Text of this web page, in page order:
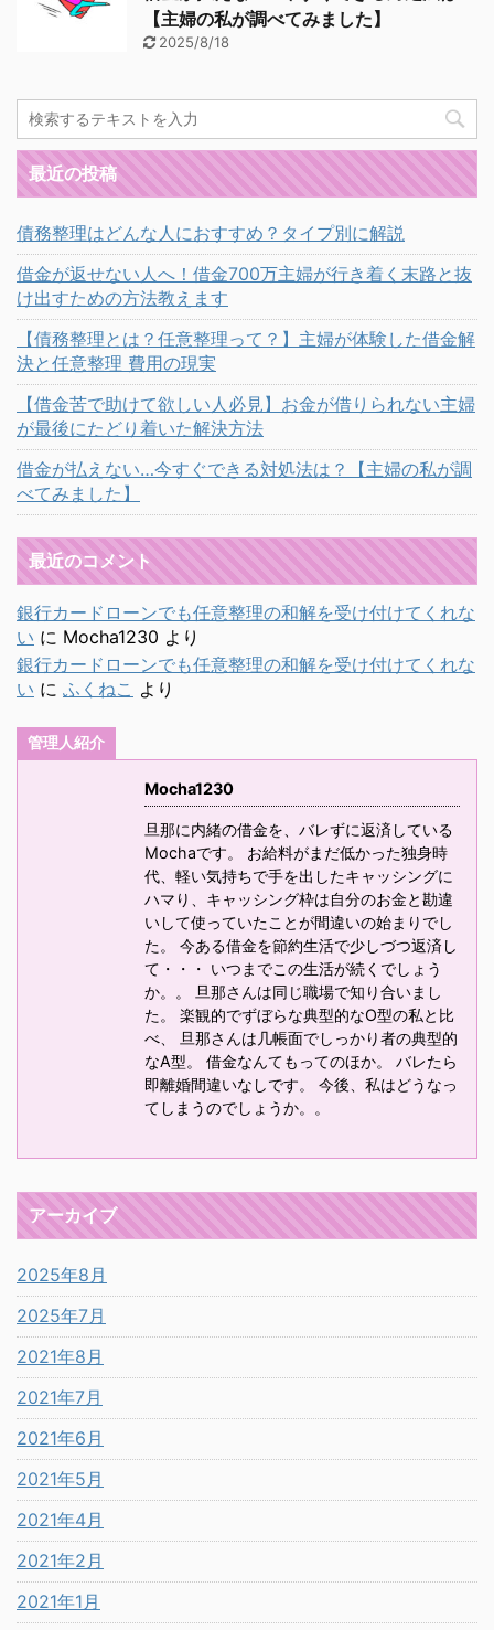
【主婦の私が調べてみました】
2025/8/18
最近の投稿
債務整理はどんな人におすすめ？タイプ別に解説
借金が返せない人へ！借金700万主婦が行き着く末路と抜
け出すための方法教えます
【債務整理とは？任意整理って？】主婦が体験した借金解
決と任意整理 費用の現実
【借金苦で助けて欲しい人必見】お金が借りられない主婦
が最後にたどり着いた解決方法
借金が払えない…今すぐできる対処法は？【主婦の私が調
べてみました】
最近のコメント
銀行カードローンでも任意整理の和解を受け付けてくれな
い に Mocha1230 より
銀行カードローンでも任意整理の和解を受け付けてくれな
い に ふくねこ より
管理人紹介
Mocha1230
旦那に内緒の借金を、バレずに返済している
Mochaです。 お給料がまだ低かった独身時
代、軽い気持ちで手を出したキャッシングに
ハマり、キャッシング枠は自分のお金と勘違
いして使っていたことが間違いの始まりでし
た。 今ある借金を節約生活で少しづつ返済し
て・・・ いつまでこの生活が続くでしょう
か。。 旦那さんは同じ職場で知り合いまし
た。 楽観的でずぼらな典型的なO型の私と比
べ、 旦那さんは几帳面でしっかり者の典型的
なA型。 借金なんてもってのほか。 バレたら
即離婚間違いなしです。 今後、私はどうなっ
てしまうのでしょうか。。
アーカイブ
2025年8月
2025年7月
2021年8月
2021年7月
2021年6月
2021年5月
2021年4月
2021年2月
2021年1月